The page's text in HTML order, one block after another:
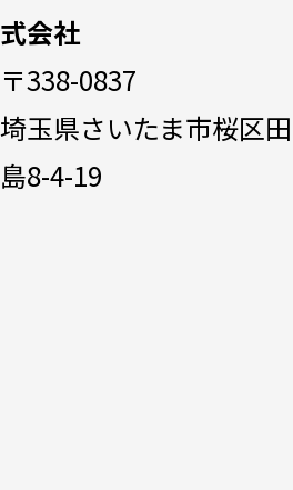
式会社
〒338-0837
埼玉県さいたま市桜区田
島8-4-19